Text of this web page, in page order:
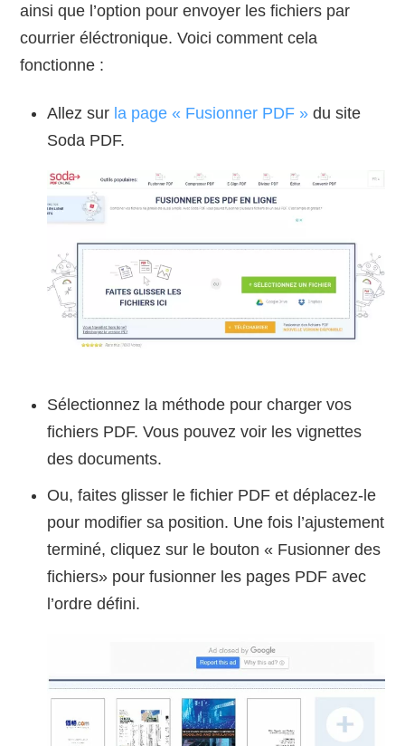
ainsi que l’option pour envoyer les fichiers par
courrier éléctronique. Voici comment cela
fonctionne :
Allez sur la page « Fusionner PDF » du site
Soda PDF.
Sélectionnez la méthode pour charger vos
fichiers PDF. Vous pouvez voir les vignettes
des documents.
Ou, faites glisser le fichier PDF et déplacez-le
pour modifier sa position. Une fois l’ajustement
terminé, cliquez sur le bouton « Fusionner des
fichiers» pour fusionner les pages PDF avec
l’ordre défini.